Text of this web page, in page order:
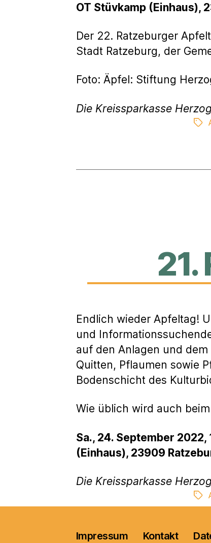
OT Stüvkamp (Einhaus),
Der 22. Ratzeburger
Stadt Ratzeburg, der
Foto: Äpfel: Stiftung
Die Kreissparkasse
Endlich wieder Apfeltag!
und
auf den Anlagen und
Quitten, Pflaumen sowie
Bodenschicht des
Wie üblich wird auch
Sa., 24. September
(Einhaus), 23909
Die Kreissparkasse
Impressum Kontakt